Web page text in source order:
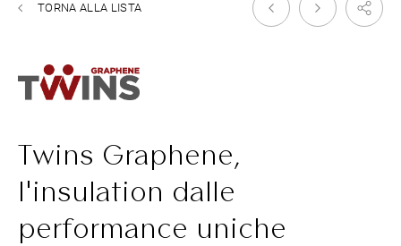
TORNA ALLA LISTA
Twins Graphene,
l'insulation dalle
performance uniche